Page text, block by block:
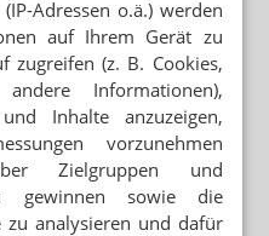
Adressen o.ä.) werden
auf Ihrem Gerät zu
zugreifen (z. B. Cookies,
Informationen),
Inhalte anzuzeigen,
vorzunehmen
Zielgruppen und
gewinnen sowie die
zu analysieren und dafür
Das neue Tilidin?
bei Alzheimer-